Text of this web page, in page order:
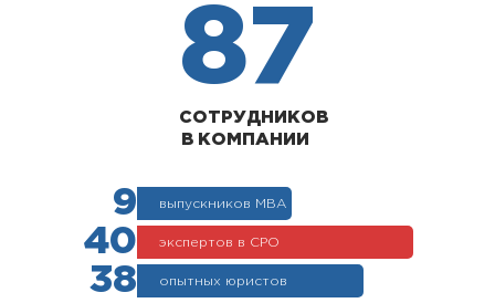
87
СОТРУДНИКОВ
В КОМПАНИИ
9 выпускников МВА
40 экспертов в СРО
38 опытных юристов